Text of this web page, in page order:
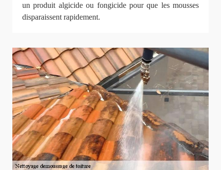
un produit algicide ou fongicide pour que les mousses
disparaissent rapidement.